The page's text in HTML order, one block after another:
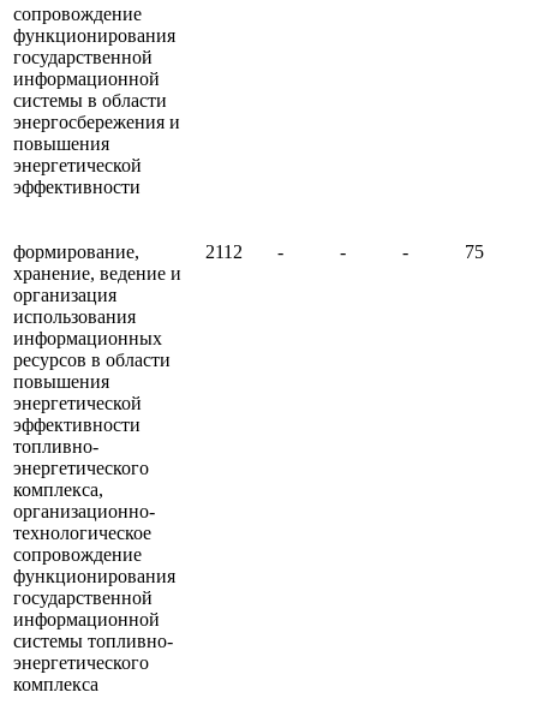
сопровождение
функционирования
государственной
информационной
системы в области
энергосбережения и
повышения
энергетической
эффективности
формирование,
хранение, ведение и
организация
использования
информационных
ресурсов в области
повышения
энергетической
эффективности
топливно-
энергетического
комплекса,
организационно-
технологическое
сопровождение
функционирования
государственной
информационной
системы топливно-
энергетического
комплекса
2112 - - - 75